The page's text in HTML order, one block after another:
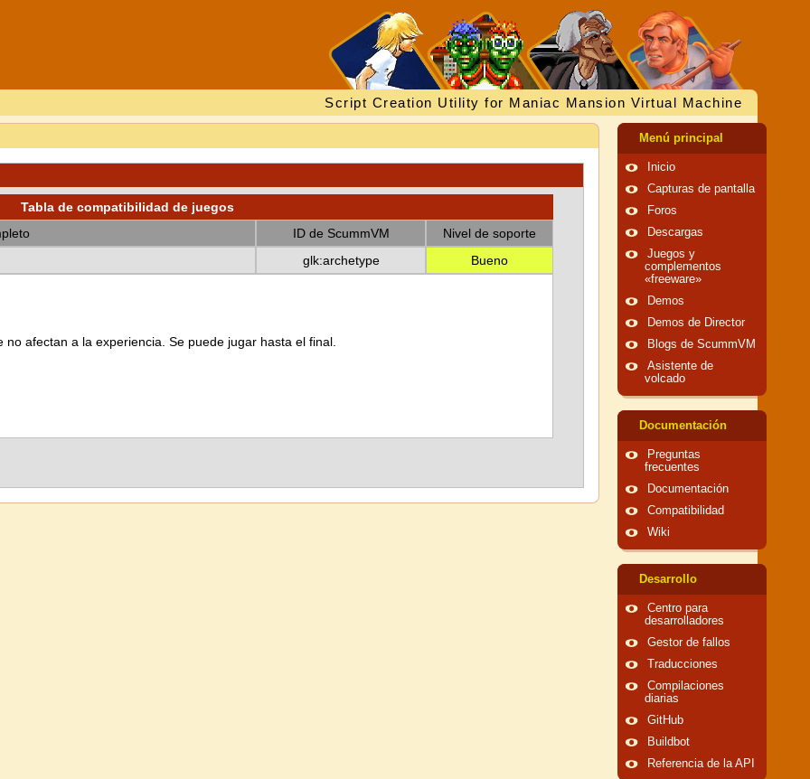
Script Creation Utility for Maniac Mansion Virtual Machine
Tabla de compatibilidad de juegos
ID de ScummVM
Nivel de soporte
glk:archetype Bueno
afectan a la experiencia. Se puede jugar hasta el final.
Menú principal
Inicio
Capturas de pantalla
Foros
Descargas
Juegos y
complementos
«freeware»
Demos
Demos de Director
Blogs de ScummVM
Asistente de
volcado
Documentación
Preguntas
frecuentes
Documentación
Compatibilidad
Wiki
Desarrollo
Centro para
desarrolladores
Gestor de fallos
Traducciones
Compilaciones
diarias
GitHub
Buildbot
Referencia de la API